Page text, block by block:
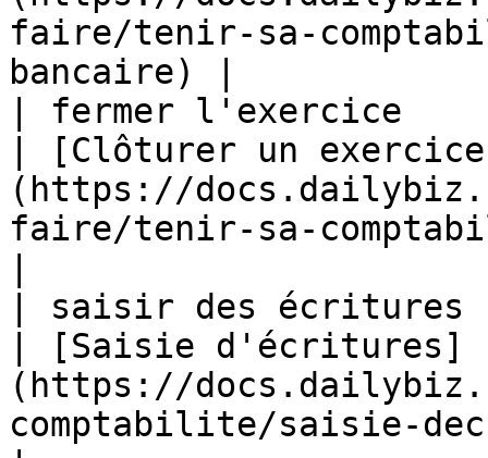
faire/tenir-sa-
bancaire) |
| fermer l'exercice
| [Clôturer un
(https://
faire/tenir-sa-
| saisir des écritures
| [Saisie d'écritures]
(https://
comptabilite/saisie-